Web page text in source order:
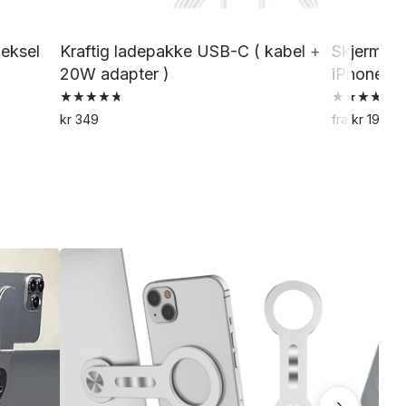
Kraftig ladepakke USB-C ( kabel +
20W adapter )
Vurdert
4.79
kr349
iPhone
Vurdert
4.76
fra kr 199